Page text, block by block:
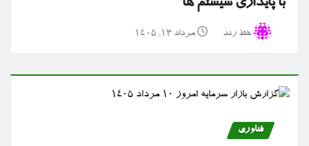
با پایداری سیستم ها
خط رند مرداد ۱۳, ۱۴۰۵
فناوری